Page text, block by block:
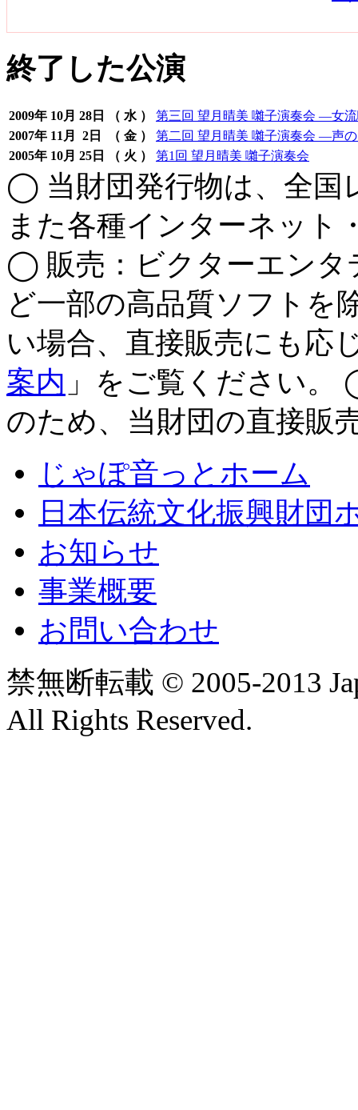
終了した公演
2009年 10月 28日 （ 水 ）
第三回 望月晴美 囃子演奏会 ―女
2007年 11月 2日 （ 金 ）
第二回 望月晴美 囃子演奏会 ―声
2005年 10月 25日 （ 火 ） 第1回 望月晴美 囃子演奏会
◯ 当財団発行物は、全国
また各種インターネット
◯ 販売：ビクターエンタ
ど一部の高品質ソフト
い場合、直接販売にも応
案内 」をご覧ください
のため、当財団の直接販
じゃぽ音っとホーム
日本伝統文化振興財団
お知らせ
事業概要
お問い合わせ
禁無断転載 © 2005-2013
All Rights Reserved.